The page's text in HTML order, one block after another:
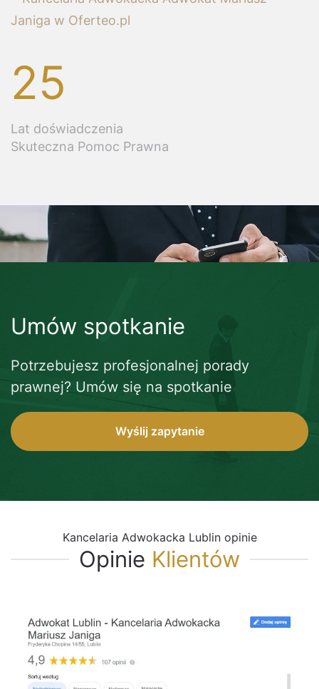
25
Lat doświadczenia
Skuteczna Pomoc Prawna
Umów spotkanie
Potrzebujesz profesjonalnej porady
prawnej? Umów się na spotkanie
Wyślij zapytanie
Kancelaria Adwokacka Lublin opinie
Opinie Klientów